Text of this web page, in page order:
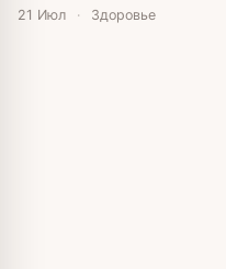
21 Июл · Здоровье